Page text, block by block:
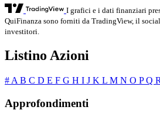
I grafici e i dati finanziari
QuiFinanza sono forniti da TradingView, il
investitori.
Listino Azioni
# A B C D E F G H I J K L M N O PQ R
Approfondimenti